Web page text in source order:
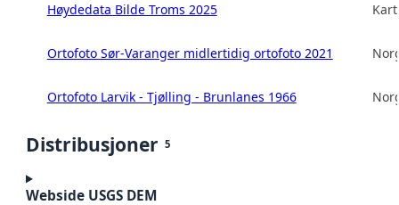
Høydedata Bilde Troms 2025
Ortofoto Sør-Varanger midlertidig ortofoto 2021
Ortofoto Larvik - Tjølling - Brunlanes 1966
Distribusjoner 5
Webside USGS DEM